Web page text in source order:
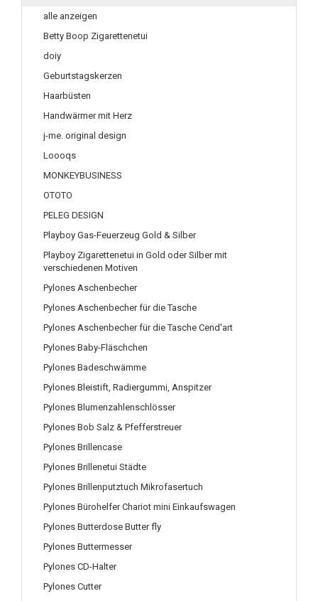
alle anzeigen
Betty Boop Zigarettenetui
doiy
Geburtstagskerzen
Haarbüsten
Handwärmer mit Herz
j-me. original design
Loooqs
MONKEYBUSINESS
OTOTO
PELEG DESIGN
Playboy Gas-Feuerzeug Gold & Silber
Playboy Zigarettenetui in Gold oder Silber mit
verschiedenen Motiven
Pylones Aschenbecher
Pylones Aschenbecher für die Tasche
Pylones Aschenbecher für die Tasche Cend'art
Pylones Baby-Fläschchen
Pylones Badeschwämme
Pylones Bleistift, Radiergummi, Anspitzer
Pylones Blumenzahlenschlösser
Pylones Bob Salz & Pfefferstreuer
Pylones Brillencase
Pylones Brillenetui Städte
Pylones Brillenputztuch Mikrofasertuch
Pylones Bürohelfer Chariot mini Einkaufswagen
Pylones Butterdose Butter fly
Pylones Buttermesser
Pylones CD-Halter
Pylones Cutter